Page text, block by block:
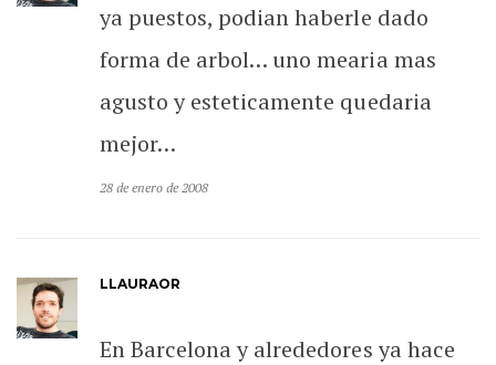
ya puestos, podian haberle dado
forma de arbol… uno mearia mas
agusto y esteticamente quedaria
mejor…
28 de enero de 2008
LLAURAOR
En Barcelona y alrededores ya hace